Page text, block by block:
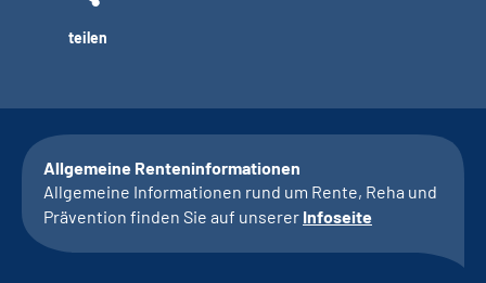
teilen
Allgemeine Renteninformationen
Allgemeine Informationen rund um Rente, Reha und
Prävention finden Sie auf unserer Infoseite